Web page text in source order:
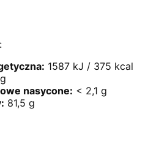
1587 kJ / 375 kcal
nasycone: < 2,1 g
81,5 g